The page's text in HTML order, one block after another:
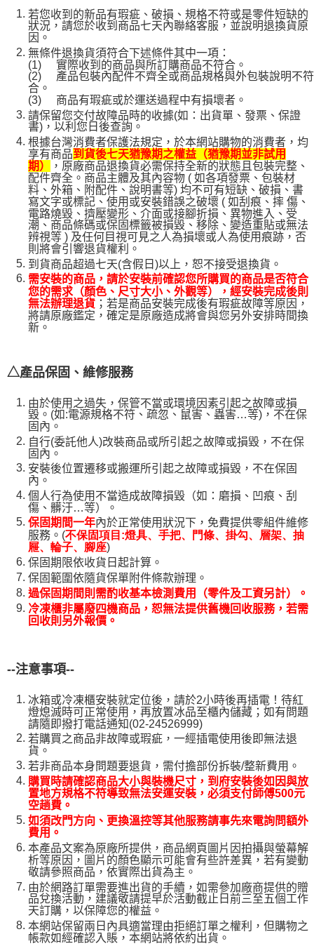
若您收到的新品有瑕疵、破損、規格不符或是零件短缺的
狀況，請您於收到商品七天內聯絡客服，並說明退換貨原
因。
無條件退換貨須符合下述條件其中一項：
(1)
實際收到的商品與所訂購商品不符合。
(2)
產品包裝內配件不齊全或商品規格與外包裝說明不符
合。
(3)
商品有瑕疵或於運送過程中有損壞者。
請保留您交付故障品時的收據(如：出貨單、發票、保證
書)，以利您日後查詢。
根據台灣消費者保護法規定，於本網站購物的消費者，均
享有商品到貨後七天猶豫期之權益（猶豫期並非試用
期）
，原廠商品退換貨必需保持全新的狀態且包裝完整、
配件齊全。商品主體及其內容物 ( 如各項發票、包裝材
料、外箱、附配件、說明書等) 均不可有短缺、破損、書
寫文字或標記、使用或安裝錯誤之破壞 ( 如刮痕、摔 傷、
電路燒毀、擠壓變形、介面或接腳折損、異物進入、受
潮、商品條碼或保固標籤被損毀、移除、變造重貼或無法
辨視等 ) 及任何目視可見之人為損壞或人為使用痕跡，否
則將會引響退貨權利。
到貨商品超過七天(含假日)以上，恕不接受退換貨。
需安裝的商品，請於安裝前確認您所購買的商品是否符合
您的需求（顏色、尺寸大小、外觀等），經安裝完成後則
無法辦理退貨 ；若是商品安裝完成後有瑕疵故障等原因，
將請原廠鑑定，確定是原廠造成將會與您另外安排時間換
新。
△產品保固、維修服務
由於使用之過失，保管不當或環境因素引起之故障或損
毀。(如:電源規格不符、疏忽、鼠害、蟲害…等)，不在保
固內。
自行(委託他人)改裝商品或所引起之故障或損毀，不在保
固內。
安裝後位置遷移或搬運所引起之故障或損毀，不在保固
內。
個人行為使用不當造成故障損毀（如：磨損、凹痕、刮
傷、髒汙…等）。
保固期間一年內於正常使用狀況下，免費提供零組件維修
服務。(不保固項目:燈具、手把、門條、掛勾、層架、抽
屜、輪子、腳座)
保固期限依收貨日起計算。
保固範圍依隨貨保單附件條款辦理。
過保固期間則需酌收基本檢測費用（零件及工資另計）。
冷凍櫃非屬廢四機商品，恕無法提供舊機回收服務，若需
回收則另外報價。
--注意事項--
冰箱或冷凍櫃安裝就定位後，請於2小時後再插電！待紅
燈熄滅時可正常使用，再放置冰品至櫃內儲藏；如有問題
請隨即撥打電話通知(02-24526999)
若購買之商品非故障或瑕疵，一經插電使用後即無法退
貨。
若非商品本身問題要退貨，需付擔部份拆裝/整新費用。
購買時請確認商品大小與裝機尺寸，到府安裝後如因與放
置地方規格不符導致無法安運安裝，必須支付師傅500元
空趟費。
如須改門方向、更換溫控等其他服務請事先來電詢問額外
費用。
本產品文案為原廠所提供，商品網頁圖片因拍攝與螢幕解
析等原因，圖片的顏色顯示可能會有些許差異，若有變動
敬請參照商品，依實際出貨為主。
由於網路訂單需要進出貨的手續，如需參加廠商提供的贈
品兌換活動，建議敬請提早於活動截止日前三至五個工作
天訂購，以保障您的權益。
本網站保留兩日內具適當理由拒絕訂單之權利，但購物之
帳款如經確認入賬，本網站將依約出貨。